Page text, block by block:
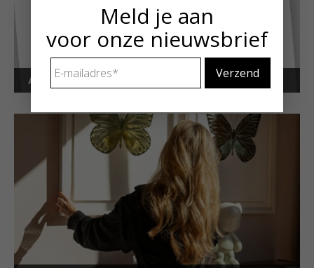
Art Alert!
Meld je aan
voor onze nieuwsbrief
mailadres *